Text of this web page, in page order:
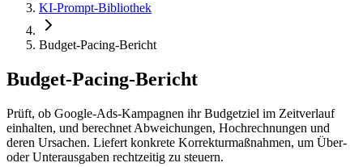
KI-Prompt-Bibliothek
Budget-Pacing-Bericht
Budget-Pacing-Bericht
Prüft, ob Google-Ads-Kampagnen ihr Budgetziel im Zeitverlauf
einhalten, und berechnet Abweichungen, Hochrechnungen und
deren Ursachen. Liefert konkrete Korrekturmaßnahmen, um Über-
oder Unterausgaben rechtzeitig zu steuern.